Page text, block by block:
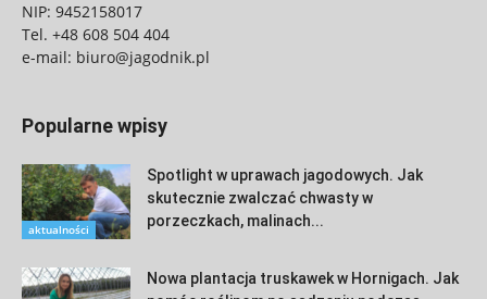
NIP: 9452158017
Tel. +48 608 504 404
e-mail: biuro@jagodnik.pl
Popularne wpisy
aktualności
Spotlight w uprawach jagodowych. Jak
skutecznie zwalczać chwasty w
porzeczkach, malinach...
Nowa plantacja truskawek w Hornigach. Jak